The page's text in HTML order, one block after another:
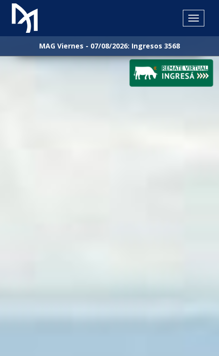
-
MAG Viernes - 07/08/2026: Ingresos 3568